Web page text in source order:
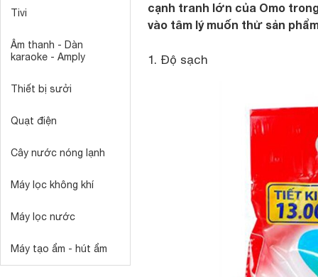
Tivi
Âm thanh - Dàn
karaoke - Amply
Thiết bị sưởi
Quạt điện
Cây nước nóng lạnh
Máy lọc không khí
Máy lọc nước
Máy tạo ẩm - hút ẩm
cạnh tranh lớn của Omo
vào tâm lý muốn thử sản
1. Độ sạch